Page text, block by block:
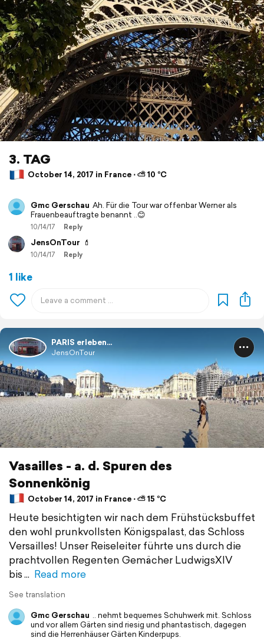
3. TAG
October 14, 2017 in France ⋅ ⛅ 10 °C
Gmc Gerschau Ah. Für die Tour war offenbar Werner als
Frauenbeauftragte benannt ..😊
10/14/17 Reply
JensOnTour 💄
10/14/17 Reply
1 like
PARIS erleben...
JensOnTour
Vasailles - a. d. Spuren des
Sonnenkönig
October 14, 2017 in France ⋅ ⛅ 15 °C
Heute besichtigten wir nach dem Frühstücksbuffet
den wohl prunkvollsten Königspalast, das Schloss
Versailles! Unser Reiseleiter führte uns durch die
prachtvollen Regenten Gemächer LudwigsXIV
bis
Read more
See translation
Gmc Gerschau .. nehmt bequemes Schuhwerk mit. Schloss
und vor allem Gärten sind riesig und phantastisch, dagegen
sind die Herrenhäuser Gärten Kinderpups.